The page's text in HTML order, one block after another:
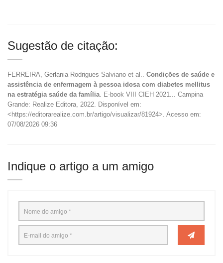
Sugestão de citação:
FERREIRA, Gerlania Rodrigues Salviano et al.. Condições de saúde e
assistência de enfermagem à pessoa idosa com diabetes mellitus
na estratégia saúde da família. E-book VIII CIEH 2021... Campina
Grande: Realize Editora, 2022. Disponível em:
<https://editorarealize.com.br/artigo/visualizar/81924>. Acesso em:
07/08/2026 09:36
Indique o artigo a um amigo